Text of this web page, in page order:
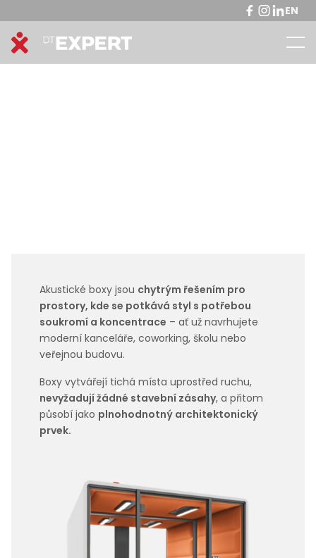
EN
Akustické boxy jsou chytrým řešením pro
prostory, kde se potkává styl s potřebou
soukromí a koncentrace – ať už navrhujete
moderní kanceláře, coworking, školu nebo
veřejnou budovu.
Boxy vytvářejí tichá místa uprostřed ruchu,
nevyžadují žádné stavební zásahy, a přitom
působí jako plnohodnotný architektonický
prvek.